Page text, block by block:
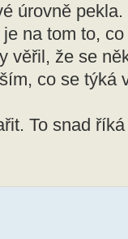
úrovně pekla.
je na tom to,
věřil, že se
co se týká
To snad